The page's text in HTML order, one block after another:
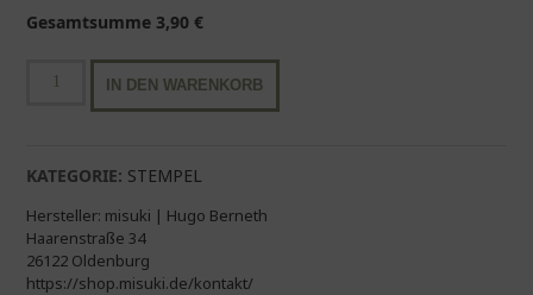
Gesamtsumme 3,90€
Ministempel
IN DEN WARENKORB
KATEGORIE: STEMPEL
Hersteller: misuki | Hugo Berneth
Haarenstraße 34
26122 Oldenburg
https://shop.misuki.de/kontakt/